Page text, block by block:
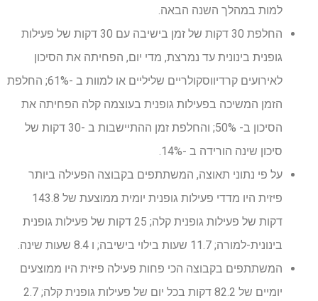
למות במהלך השנה הבאה.
החלפת 30 דקות של זמן בישיבה עם 30 דקות של פעילות
גופנית בינונית עד נמרצת, מדי יום, הפחיתה את הסיכון
לאירועים קרדיווסקולריים שליליים או למוות ב -61%; החלפת
הזמן המשיכה בפעילות גופנית בעוצמה קלה הפחיתה את
הסיכון ב- 50%; והחלפת זמן ההתיישבות ב -30 דקות של
סיכון שינה הורידה ב -14%.
על פי נתוני תאוצה, המשתתפים בקבוצה הפעילה ביותר
פיזית היו מדדי פעילות גופנית יומית ממוצעת של 143.8
דקות של פעילות גופנית קלה; 25 דקות של פעילות גופנית
בינונית-למורה; 11.7 שעות בילוי בישיבה; ו 8.4 שעות שינה.
המשתתפים בקבוצה הכי פחות פעילה פיזית היו ממוצעים
יומיים של 82.2 דקות בכל יום של פעילות גופנית קלה; 2.7